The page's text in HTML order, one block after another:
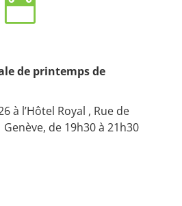

de printemps de
à l’Hôtel Royal , Rue de
de 19h30 à 21h30